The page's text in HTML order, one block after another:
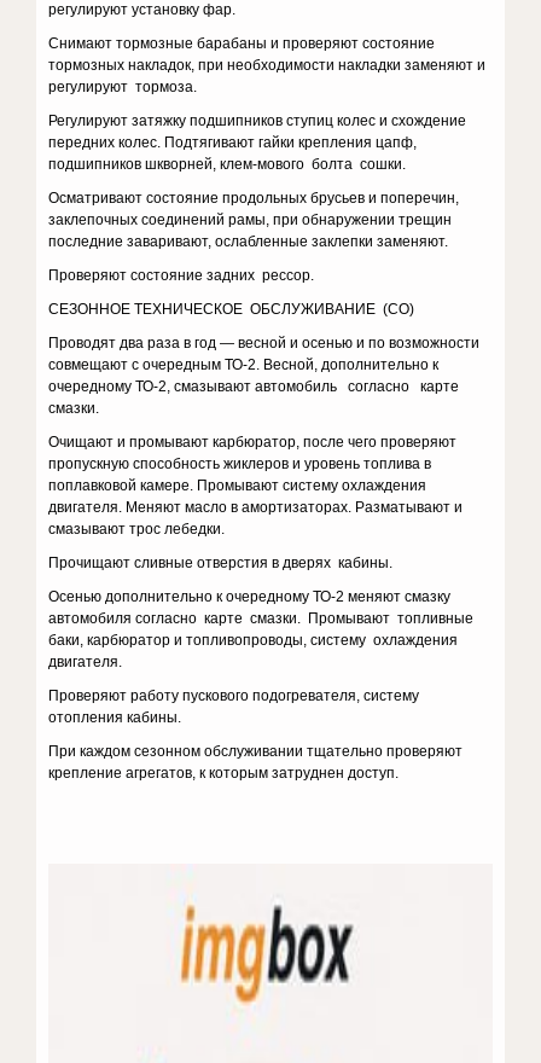
регулируют установку фар.
Снимают тормозные барабаны и проверяют состояние
тормозных накладок, при необходимости накладки заменяют и
регулируют тормоза.
Регулируют затяжку подшипников ступиц колес и схождение
передних колес. Подтягивают гайки крепления цапф,
подшипников шкворней, клем-мового болта сошки.
Осматривают состояние продольных брусьев и поперечин,
заклепочных соединений рамы, при обнаружении трещин
последние заваривают, ослабленные заклепки заменяют.
Проверяют состояние задних рессор.
СЕЗОННОЕ ТЕХНИЧЕСКОЕ ОБСЛУЖИВАНИЕ (СО)
Проводят два раза в год — весной и осенью и по возможности
совмещают с очередным ТО-2. Весной, дополнительно к
очередному ТО-2, смазывают автомобиль согласно карте
смазки.
Очищают и промывают карбюратор, после чего проверяют
пропускную способность жиклеров и уровень топлива в
поплавковой камере. Промывают систему охлаждения
двигателя. Меняют масло в амортизаторах. Разматывают и
смазывают трос лебедки.
Прочищают сливные отверстия в дверях кабины.
Осенью дополнительно к очередному ТО-2 меняют смазку
автомобиля согласно карте смазки. Промывают топливные
баки, карбюратор и топливопроводы, систему охлаждения
двигателя.
Проверяют работу пускового подогревателя, систему
отопления кабины.
При каждом сезонном обслуживании тщательно проверяют
крепление агрегатов, к которым затруднен доступ.